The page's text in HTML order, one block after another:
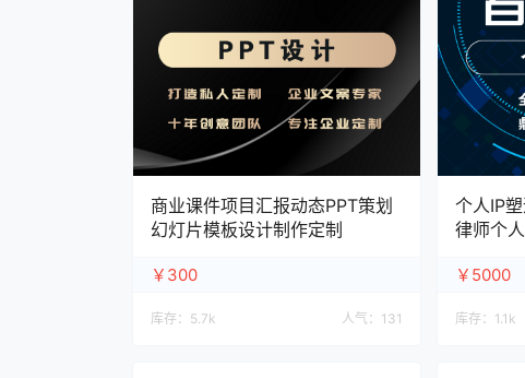
商业课件项目汇报动态PPT策划
幻灯片模板设计制作定制
￥300
库存： 5.7k 人气： 131
个人IP
律师个
￥5000
库存： 1.1k